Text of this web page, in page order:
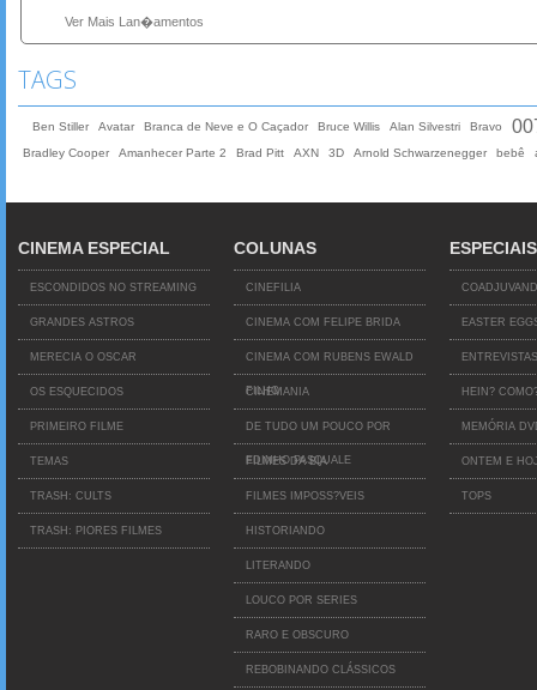
Ver Mais Lan�amentos
TAGS
Ben Stiller Avatar Branca de Neve e O Caçador Bruce Willis Alan Silvestri Bravo
Bradley Cooper Amanhecer Parte 2 Brad Pitt AXN 3D Arnold Schwarzenegger bebê
CINEMA ESPECIAL
ESCONDIDOS NO STREAMING
GRANDES ASTROS
MERECIA O OSCAR
OS ESQUECIDOS
PRIMEIRO FILME
TEMAS
TRASH: CULTS
TRASH: PIORES FILMES
COLUNAS
CINEFILIA
CINEMA COM FELIPE BRIDA
CINEMA COM RUBENS EWALD
FILHO
CINEMANIA
DE TUDO UM POUCO POR
EDINHO PASQUALE
FILMES DA BIA
FILMES IMPOSS?VEIS
HISTORIANDO
LITERANDO
LOUCO POR SERIES
RARO E OBSCURO
REBOBINANDO CLÁSSICOS
ESPECIAIS
EASTER
ENTREVISTAS
HEIN?
MEMÓRIA
ONTEM E
TOPS